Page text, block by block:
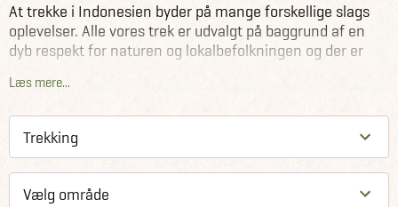
At trekke i Indonesien byder på mange forskellige slags
oplevelser. Alle vores trek er udvalgt på baggrund af en
dyb respekt for naturen og lokalbefolkningen og der er
Indonesien. I de trekkingture vi har udvalgt i Indonesien,
primært lokale guider med på turene. Trekking er for alle -
se sværhedsgraden under hvert enkelt trek.
Læs mere...